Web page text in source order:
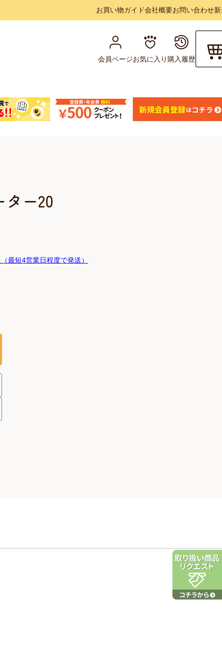
お買い物ガイド会社概要お問い合わせ
会員ページお気に入り購入履歴
ー20
最短4営業日程度で発送）